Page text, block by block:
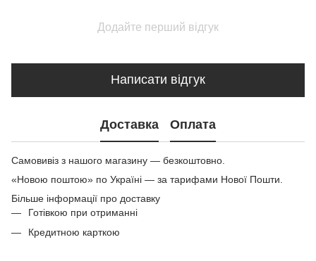
Додайте перший відгук
Написати відгук
Доставка Оплата
Самовивіз з нашого магазину — безкоштовно.
«Новою поштою» по Україні — за тарифами Нової Пошти.
Більше інформації про доставку
Готівкою при отриманні
Кредитною карткою